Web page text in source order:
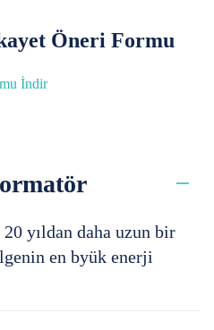
Öneri Formu
İndir
yıldan daha uzun bir
en byük enerji